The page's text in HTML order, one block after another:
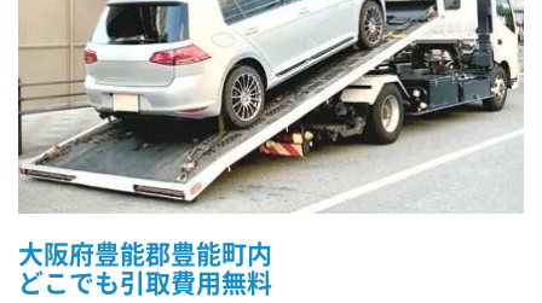
大阪府豊能郡豊能町内
どこでも引取費用無料